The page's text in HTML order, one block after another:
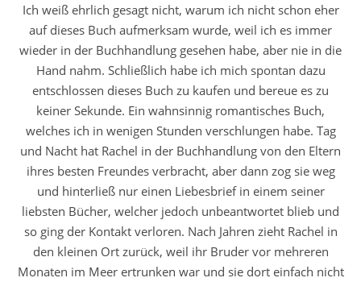
Ich weiß ehrlich gesagt nicht, warum ich nicht schon eher
auf dieses Buch aufmerksam wurde, weil ich es immer
wieder in der Buchhandlung gesehen habe, aber nie in die
Hand nahm. Schließlich habe ich mich spontan dazu
entschlossen dieses Buch zu kaufen und bereue es zu
keiner Sekunde. Ein wahnsinnig romantisches Buch,
welches ich in wenigen Stunden verschlungen habe. Tag
und Nacht hat Rachel in der Buchhandlung von den Eltern
ihres besten Freundes verbracht, aber dann zog sie weg
und hinterließ nur einen Liebesbrief in einem seiner
liebsten Bücher, welcher jedoch unbeantwortet blieb und
so ging der Kontakt verloren. Nach Jahren zieht Rachel in
den kleinen Ort zurück, weil ihr Bruder vor mehreren
Monaten im Meer ertrunken war und sie dort einfach nicht